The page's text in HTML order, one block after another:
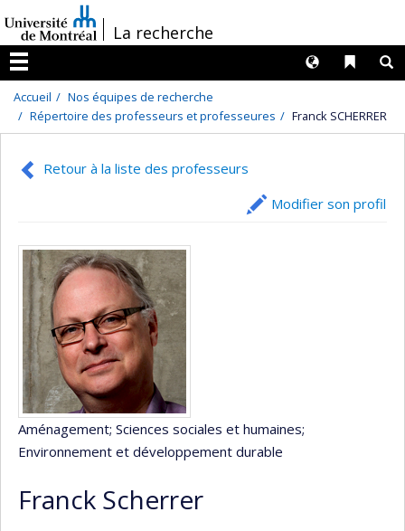
au
contenu
/La recherche
Menu
Liens
Langues
Accueil
Nos équipes de recherche
Répertoire des professeurs et professeures
Franck SCHERRER
Retour à la liste des professeurs
Modifier son profil
Aménagement; Sciences sociales et humaines;
Environnement et développement durable
Franck Scherrer